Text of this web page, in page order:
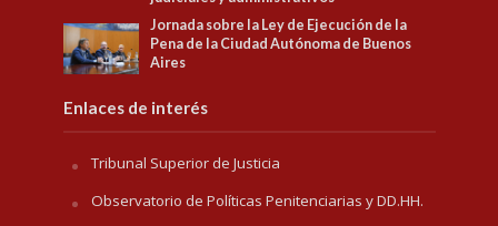
Jornada sobre la Ley de Ejecución de la
Pena de la Ciudad Autónoma de Buenos
Aires
Enlaces de interés
Tribunal Superior de Justicia
Observatorio de Políticas Penitenciarias y DD.HH.